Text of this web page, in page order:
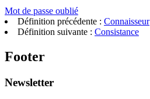
Mot de passe oublié
Définition précédente : Connaisseur
Définition suivante : Consistance
Footer
Newsletter